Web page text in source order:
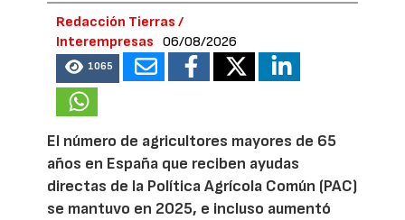
Redacción Tierras /
Interempresas
06/08/2026
1065
El número de agricultores mayores de 65
años en España que reciben ayudas
directas de la Política Agrícola Común (PAC)
se mantuvo en 2025, e incluso aumentó